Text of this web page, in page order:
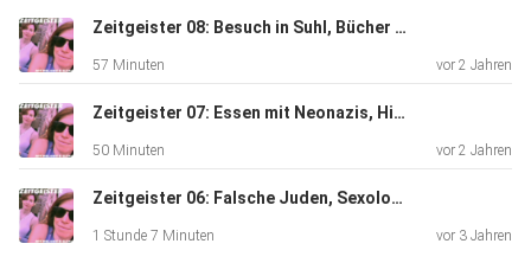
Zeitgeister 08: Besuch in Suhl, Bücher und Preise, Mitbringsel für Bunker
57 Minuten vor 2 Jahren
Zeitgeister 07: Essen mit Neonazis, Hirsche jagen, Autofahren
50 Minuten vor 2 Jahren
Zeitgeister 06: Falsche Juden, Sexologie, Frauenbäder, neue Männlichkeitsideale
1 Stunde 7 Minuten vor 3 Jahren